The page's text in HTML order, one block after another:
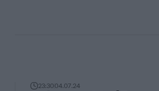
23:3004.07.24